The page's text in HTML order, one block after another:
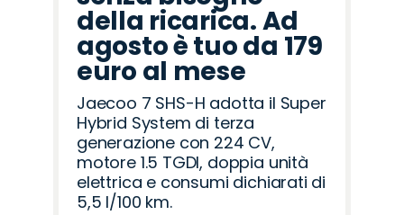
della ricarica. Ad
agosto è tuo da 179
euro al mese
Jaecoo 7 SHS-H adotta il Super
Hybrid System di terza
generazione con 224 CV,
motore 1.5 TGDI, doppia unità
elettrica e consumi dichiarati di
5,5 l/100 km.